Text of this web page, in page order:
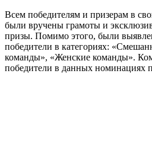
Всем победителям и призерам в
были вручены грамоты и
призы. Помимо этого, были
победители в категориях:
команды», «Женские команды».
победители в данных номинациях